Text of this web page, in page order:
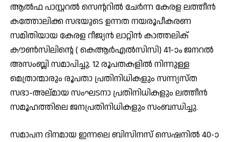
ആല്‍ഫ പാസ്റ്ററല്‍ സെന്ററില്‍ ചേര്‍ന്ന കേരള ലത്തീന്‍
കത്തോലിക്ക സഭയുടെ ഉന്നത നയരൂപീകരണ
സമിതിയായ കേരള റീജ്യന്‍ ലാറ്റിന്‍ കാത്തലിക്
കൗണ്‍സിലിന്റെ ( കെആര്‍എല്‍സിസി) 41-ാം ജനറല്‍
അസംബ്ലി സമാപിച്ചു. 12 രൂപതകളില്‍ നിന്നുള്ള
മെത്രാന്മാരും രൂപതാ പ്രതിനിധികളും സന്ന്യസ്ത
സഭാ-അല്മായ സംഘടനാ പ്രതിനിധികളും ലത്തീന്‍
സമൂഹത്തിലെ ജനപ്രതിനിധികളും സംബന്ധിച്ചു.
സമാപന ദിനമായ ഇന്നലെ ബിസിനസ് സെഷനില്‍ 40-ാ